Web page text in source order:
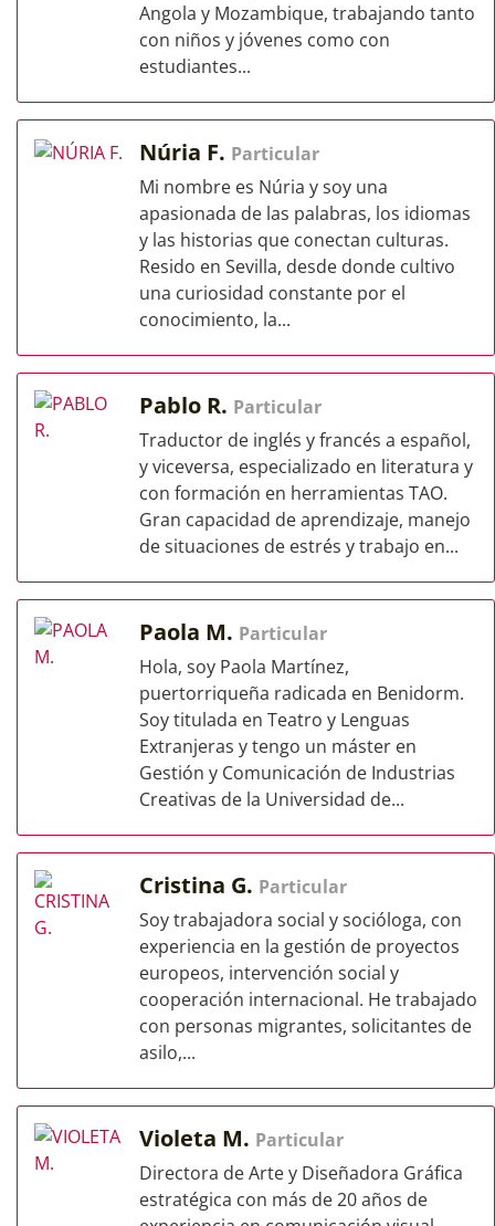
Angola y Mozambique, trabajando tanto
con niños y jóvenes como con
estudiantes...
Núria F. Particular
Mi nombre es Núria y soy una
apasionada de las palabras, los idiomas
y las historias que conectan culturas.
Resido en Sevilla, desde donde cultivo
una curiosidad constante por el
conocimiento, la...
Pablo R. Particular
Traductor de inglés y francés a español,
y viceversa, especializado en literatura y
con formación en herramientas TAO.
Gran capacidad de aprendizaje, manejo
de situaciones de estrés y trabajo en...
Paola M. Particular
Hola, soy Paola Martínez,
puertorriqueña radicada en Benidorm.
Soy titulada en Teatro y Lenguas
Extranjeras y tengo un máster en
Gestión y Comunicación de Industrias
Creativas de la Universidad de...
Cristina G. Particular
Soy trabajadora social y socióloga, con
experiencia en la gestión de proyectos
europeos, intervención social y
cooperación internacional. He trabajado
con personas migrantes, solicitantes de
asilo,...
Violeta M. Particular
Directora de Arte y Diseñadora Gráfica
estratégica con más de 20 años de